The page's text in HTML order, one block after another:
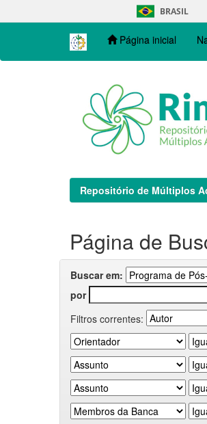
navigation
BRASIL
Página inicial
Repositório de Múltiplos
Página de
Buscar em:
por
Filtros correntes: